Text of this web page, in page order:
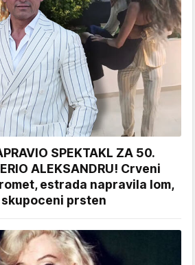
SPEKTAKL ZA 50.
ALEKSANDRU! Crveni
estrada napravila lom,
prsten